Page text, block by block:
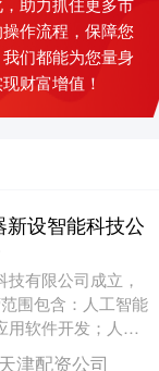
作流程，保障您
们都能为您量身
财富增值！
设智能科技公
有限公司成立，
围包含：人工智能
用软件开发；人工
开发等。企查查
天津配资公司